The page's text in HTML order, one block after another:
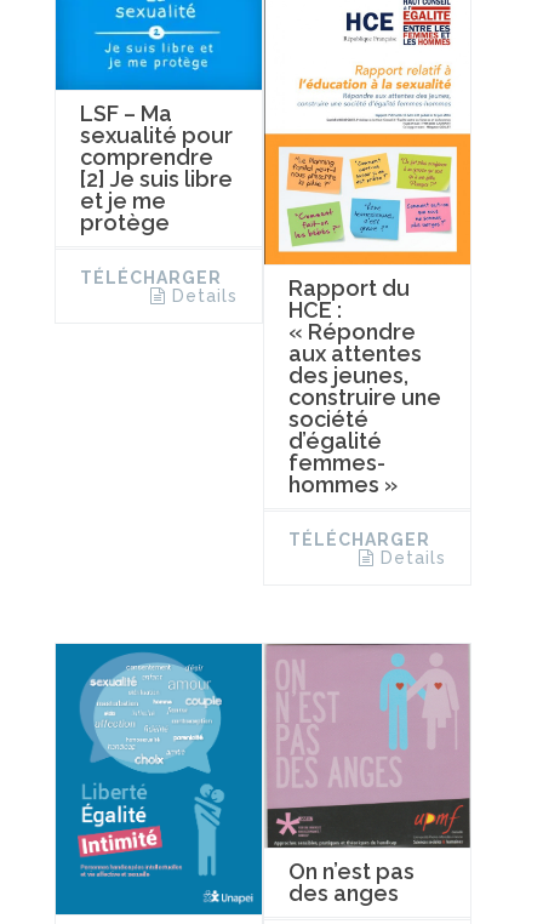
LSF – Ma
sexualité pour
comprendre
[2] Je suis libre
et je me
protège
TÉLÉCHARGER
Details
Rapport du
HCE :
« Répondre
aux attentes
des jeunes,
construire une
société
d’égalité
femmes-
hommes »
TÉLÉCHARGER
Details
On n’est pas
des anges